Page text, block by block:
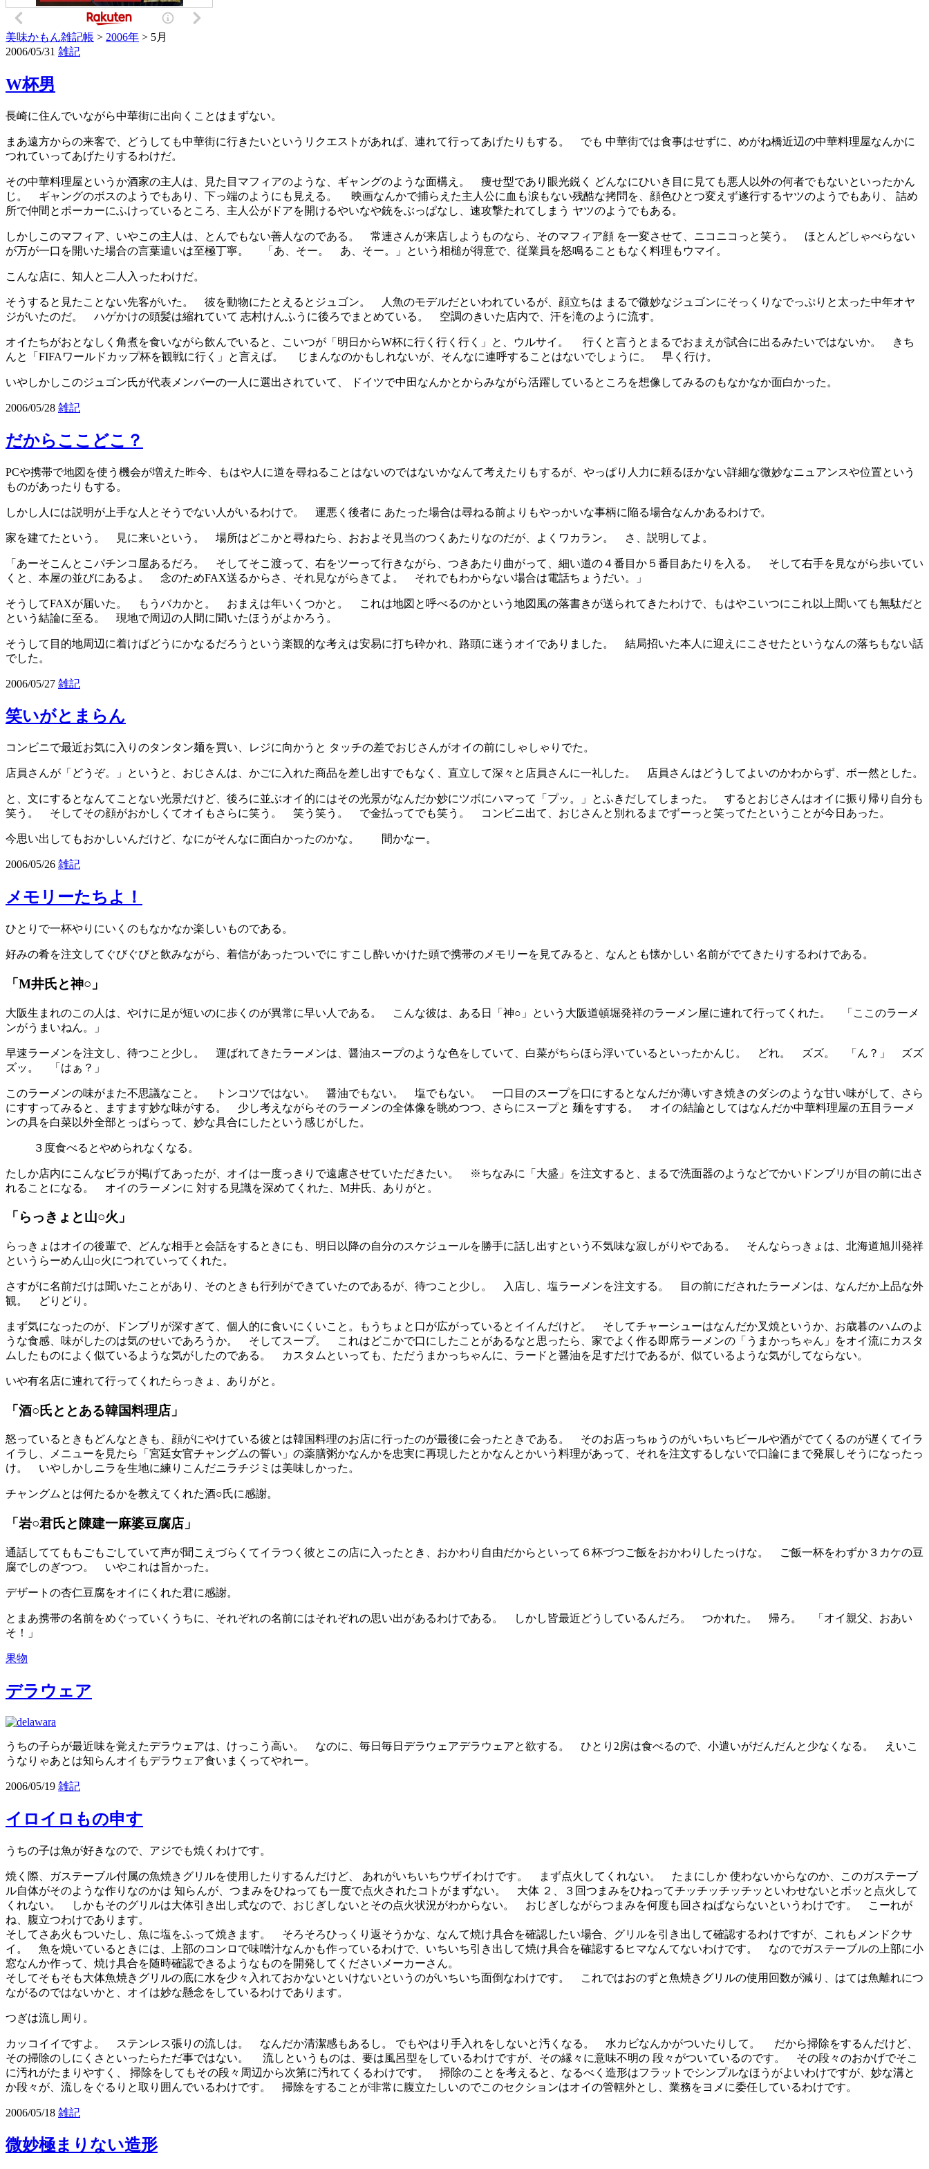
美味かもん雑記帳 > 2006年 > 5月
2006/05/31 雑記
W杯男
長崎に住んでいながら中華街に出向くことはまずない。
まあ遠方からの来客で、どうしても中華街に行きたいというリクエストがあれば、連れて行ってあげたりもする。 でも 中華街では食事はせずに、めがね橋近辺の中華料理屋なんかに
つれていってあげたりするわけだ。
その中華料理屋というか酒家の主人は、見た目マフィアのような、ギャングのような面構え。 痩せ型であり眼光鋭く どんなにひいき目に見ても悪人以外の何者でもないといったかん
じ。 ギャングのボスのようでもあり、下っ端のようにも見える。 映画なんかで捕らえた主人公に血も涙もない残酷な拷問を、顔色ひとつ変えず遂行するヤツのようでもあり、 詰め
所で仲間とポーカーにふけっているところ、主人公がドアを開けるやいなや銃をぶっぱなし、速攻撃たれてしまう ヤツのようでもある。
しかしこのマフィア、いやこの主人は、とんでもない善人なのである。 常連さんが来店しようものなら、そのマフィア顔 を一変させて、ニコニコっと笑う。 ほとんどしゃべらない
が万が一口を開いた場合の言葉遣いは至極丁寧。 「あ、そー。 あ、そー。」という相槌が得意で、従業員を怒鳴ることもなく料理もウマイ。
こんな店に、知人と二人入ったわけだ。
そうすると見たことない先客がいた。 彼を動物にたとえるとジュゴン。 人魚のモデルだといわれているが、顔立ちは まるで微妙なジュゴンにそっくりなでっぷりと太った中年オヤ
ジがいたのだ。 ハゲかけの頭髪は縮れていて 志村けんふうに後ろでまとめている。 空調のきいた店内で、汗を滝のように流す。
オイたちがおとなしく角煮を食いながら飲んでいると、こいつが「明日からW杯に行く行く行く」と、ウルサイ。 行くと言うとまるでおまえが試合に出るみたいではないか。 きち
んと「FIFAワールドカップ杯を観戦に行く」と言えば。 じまんなのかもしれないが、そんなに連呼することはないでしょうに。 早く行け。
いやしかしこのジュゴン氏が代表メンバーの一人に選出されていて、 ドイツで中田なんかとからみながら活躍しているところを想像してみるのもなかなか面白かった。
2006/05/28 雑記
だからここどこ？
PCや携帯で地図を使う機会が増えた昨今、もはや人に道を尋ねることはないのではないかなんて考えたりもするが、やっぱり人力に頼るほかない詳細な微妙なニュアンスや位置という
ものがあったりもする。
しかし人には説明が上手な人とそうでない人がいるわけで。 運悪く後者に あたった場合は尋ねる前よりもやっかいな事柄に陥る場合なんかあるわけで。
家を建てたという。 見に来いという。 場所はどこかと尋ねたら、おおよそ見当のつくあたりなのだが、よくワカラン。 さ、説明してよ。
「あーそこんとこパチンコ屋あるだろ。 そしてそこ渡って、右をツーって行きながら、つきあたり曲がって、細い道の４番目か５番目あたりを入る。 そして右手を見ながら歩いてい
くと、本屋の並びにあるよ。 念のためFAX送るからさ、それ見ながらきてよ。 それでもわからない場合は電話ちょうだい。」
そうしてFAXが届いた。 もうバカかと。 おまえは年いくつかと。 これは地図と呼べるのかという地図風の落書きが送られてきたわけで、もはやこいつにこれ以上聞いても無駄だと
という結論に至る。 現地で周辺の人間に聞いたほうがよかろう。
そうして目的地周辺に着けばどうにかなるだろうという楽観的な考えは安易に打ち砕かれ、路頭に迷うオイでありました。 結局招いた本人に迎えにこさせたというなんの落ちもない話
でした。
2006/05/27 雑記
笑いがとまらん
コンビニで最近お気に入りのタンタン麺を買い、レジに向かうと タッチの差でおじさんがオイの前にしゃしゃりでた。
店員さんが「どうぞ。」というと、おじさんは、かごに入れた商品を差し出すでもなく、直立して深々と店員さんに一礼した。 店員さんはどうしてよいのかわからず、ボー然とした。
と、文にするとなんてことない光景だけど、後ろに並ぶオイ的にはその光景がなんだか妙にツボにハマって「プッ。」とふきだしてしまった。 するとおじさんはオイに振り帰り自分も
笑う。 そしてその顔がおかしくてオイもさらに笑う。 笑う笑う。 で金払ってでも笑う。 コンビニ出て、おじさんと別れるまでずーっと笑ってたということが今日あった。
今思い出してもおかしいんだけど、なにがそんなに面白かったのかな。 間かなー。
2006/05/26 雑記
メモリーたちよ！
ひとりで一杯やりにいくのもなかなか楽しいものである。
好みの肴を注文してぐびぐびと飲みながら、着信があったついでに すこし酔いかけた頭で携帯のメモリーを見てみると、なんとも懐かしい 名前がでてきたりするわけである。
「M井氏と神○」
大阪生まれのこの人は、やけに足が短いのに歩くのが異常に早い人である。 こんな彼は、ある日「神○」という大阪道頓堀発祥のラーメン屋に連れて行ってくれた。 「ここのラーメ
ンがうまいねん。」
早速ラーメンを注文し、待つこと少し。 運ばれてきたラーメンは、醤油スープのような色をしていて、白菜がちらほら浮いているといったかんじ。 どれ。 ズズ。 「ん？」 ズズ
ズッ。 「はぁ？」
このラーメンの味がまた不思議なこと。 トンコツではない。 醤油でもない。 塩でもない。 一口目のスープを口にするとなんだか薄いすき焼きのダシのような甘い味がして、さら
にすすってみると、ますます妙な味がする。 少し考えながらそのラーメンの全体像を眺めつつ、さらにスープと 麺をすする。 オイの結論としてはなんだか中華料理屋の五目ラーメ
ンの具を白菜以外全部とっぱらって、妙な具合にしたという感じがした。
３度食べるとやめられなくなる。
たしか店内にこんなビラが掲げてあったが、オイは一度っきりで遠慮させていただきたい。 ※ちなみに「大盛」を注文すると、まるで洗面器のようなどでかいドンブリが目の前に出さ
れることになる。 オイのラーメンに 対する見識を深めてくれた、M井氏、ありがと。
「らっきょと山○火」
らっきょはオイの後輩で、どんな相手と会話をするときにも、明日以降の自分のスケジュールを勝手に話し出すという不気味な寂しがりやである。 そんならっきょは、北海道旭川発祥
というらーめん山○火につれていってくれた。
さすがに名前だけは聞いたことがあり、そのときも行列ができていたのであるが、待つこと少し。 入店し、塩ラーメンを注文する。 目の前にだされたラーメンは、なんだか上品な外
観。 どりどり。
まず気になったのが、ドンブリが深すぎて、個人的に食いにくいこと。もうちょと口が広がっているとイイんだけど。 そしてチャーシューはなんだか叉焼というか、お歳暮のハムのよ
うな食感、味がしたのは気のせいであろうか。 そしてスープ。 これはどこかで口にしたことがあるなと思ったら、家でよく作る即席ラーメンの「うまかっちゃん」をオイ流にカスタ
ムしたものによく似ているような気がしたのである。 カスタムといっても、ただうまかっちゃんに、ラードと醤油を足すだけであるが、似ているような気がしてならない。
いや有名店に連れて行ってくれたらっきょ、ありがと。
「酒○氏ととある韓国料理店」
怒っているときもどんなときも、顔がにやけている彼とは韓国料理のお店に行ったのが最後に会ったときである。 そのお店っちゅうのがいちいちビールや酒がでてくるのが遅くてイラ
イラし、メニューを見たら「宮廷女官チャングムの誓い」の薬膳粥かなんかを忠実に再現したとかなんとかいう料理があって、それを注文するしないで口論にまで発展しそうになったっ
け。 いやしかしニラを生地に練りこんだニラチジミは美味しかった。
チャングムとは何たるかを教えてくれた酒○氏に感謝。
「岩○君氏と陳建一麻婆豆腐店」
通話しててももごもごしていて声が聞こえづらくてイラつく彼とこの店に入ったとき、おかわり自由だからといって６杯づつご飯をおかわりしたっけな。 ご飯一杯をわずか３カケの豆
腐でしのぎつつ。 いやこれは旨かった。
デザートの杏仁豆腐をオイにくれた君に感謝。
とまあ携帯の名前をめぐっていくうちに、それぞれの名前にはそれぞれの思い出があるわけである。 しかし皆最近どうしているんだろ。 つかれた。 帰ろ。 「オイ親父、おあい
そ！」
果物
デラウェア
うちの子らが最近味を覚えたデラウェアは、けっこう高い。 なのに、毎日毎日デラウェアデラウェアと欲する。 ひとり2房は食べるので、小遣いがだんだんと少なくなる。 えいこ
うなりゃあとは知らんオイもデラウェア食いまくってやれー。
2006/05/19 雑記
イロイロもの申す
うちの子は魚が好きなので、アジでも焼くわけです。
焼く際、ガステーブル付属の魚焼きグリルを使用したりするんだけど、 あれがいちいちウザイわけです。 まず点火してくれない。 たまにしか 使わないからなのか、このガステーブ
ル自体がそのような作りなのかは 知らんが、つまみをひねっても一度で点火されたコトがまずない。 大体 ２、３回つまみをひねってチッチッチッチッといわせないとボッと点火して
くれない。 しかもそのグリルは大体引き出し式なので、おじぎしないとその点火状況がわからない。 おじぎしながらつまみを何度も回さねばならないというわけです。 こーれが
ね、腹立つわけであります。
そしてさあ火もついたし、魚に塩をふって焼きます。 そろそろひっくり返そうかな、なんて焼け具合を確認したい場合、グリルを引き出して確認するわけですが、これもメンドクサ
イ。 魚を焼いているときには、上部のコンロで味噌汁なんかも作っているわけで、いちいち引き出して焼け具合を確認するヒマなんてないわけです。 なのでガステーブルの上部に小
窓なんか作って、焼け具合を随時確認できるようなものを開発してくださいメーカーさん。
そしてそもそも大体魚焼きグリルの底に水を少々入れておかないといけないというのがいちいち面倒なわけです。 これではおのずと魚焼きグリルの使用回数が減り、はては魚離れにつ
ながるのではないかと、オイは妙な懸念をしているわけであります。
つぎは流し周り。
カッコイイですよ。 ステンレス張りの流しは。 なんだか清潔感もあるし。 でもやはり手入れをしないと汚くなる。 水カビなんかがついたりして。 だから掃除をするんだけど、
その掃除のしにくさといったらただ事ではない。 流しというものは、要は風呂型をしているわけですが、その縁々に意味不明の 段々がついているのです。 その段々のおかげでそこ
に汚れがたまりやすく、 掃除をしてもその段々周辺から次第に汚れてくるわけです。 掃除のことを考えると、なるべく造形はフラットでシンプルなほうがよいわけですが、妙な溝と
か段々が、流しをぐるりと取り囲んでいるわけです。 掃除をすることが非常に腹立たしいのでこのセクションはオイの管轄外とし、業務をヨメに委任しているわけです。
2006/05/18 雑記
微妙極まりない造形